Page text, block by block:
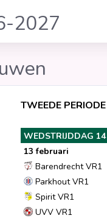
2027
TWEEDE PERIODE
WEDSTRIJDDAG 14
13 februari
Barendrecht VR1
Parkhout VR1
Spirit VR1
UVV VR1